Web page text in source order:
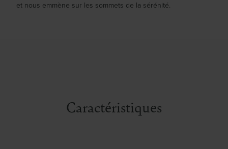
et nous emmène sur les sommets de la sérénité.
Caractéristiques